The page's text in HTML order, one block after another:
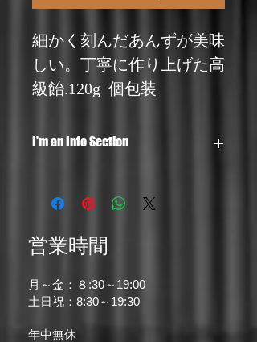
細かく刻んだあんずが美味
しい。丁寧に作り上げた高
級飴.120g  個包装
I'm an Info Section
share information like "Return Policy"
and "Care Instructions" with your buyers.
営業時間
月～金：８:30～19:00
土日祝：8:30～19:30
年中無休